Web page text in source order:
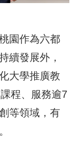
園作為六都
續發展外，
大學推廣教
程、服務逾7
等領域，有